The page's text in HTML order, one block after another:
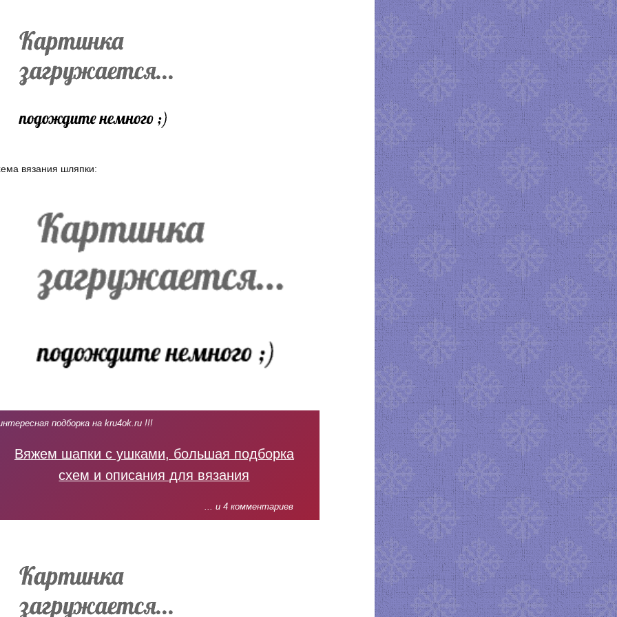
вязания шляпки:
подборка на kru4ok.ru !!!
Вяжем шапки с ушками, большая подборка
схем и описания для вязания
... и 4 комментариев